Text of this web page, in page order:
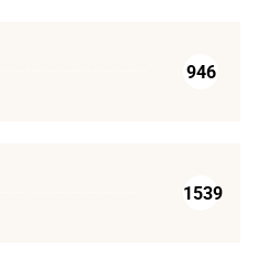
946
1539